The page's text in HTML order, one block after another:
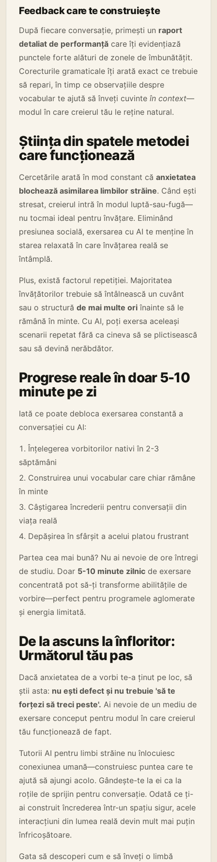
Feedback care te construiește
După fiecare conversație, primești un raport
detaliat de performanță care îți evidențiază
punctele forte alături de zonele de îmbunătățit.
Corecturile gramaticale îți arată exact ce trebuie
să repari, în timp ce observațiile despre
vocabular te ajută să înveți cuvinte în context—
modul în care creierul tău le reține natural.
Știința din spatele metodei
care funcționează
Cercetările arată în mod constant că anxietatea
blochează asimilarea limbilor străine. Când ești
stresat, creierul intră în modul luptă-sau-fugă—
nu tocmai ideal pentru învățare. Eliminând
presiunea socială, exersarea cu AI te menține în
starea relaxată în care învățarea reală se
întâmplă.
Plus, există factorul repetiției. Majoritatea
învățătorilor trebuie să întâlnească un cuvânt
sau o structură de mai multe ori înainte să le
rămână în minte. Cu AI, poți exersa aceleași
scenarii repetat fără ca cineva să se plictisească
sau să devină nerăbdător.
Progrese reale în doar 5-10
minute pe zi
Iată ce poate debloca exersarea constantă a
conversației cu AI:
Înțelegerea vorbitorilor nativi în 2-3
săptămâni
Construirea unui vocabular care chiar rămâne
în minte
Câștigarea încrederii pentru conversații din
viața reală
Depășirea în sfârșit a acelui platou frustrant
Partea cea mai bună? Nu ai nevoie de ore întregi
de studiu. Doar 5-10 minute zilnic de exersare
concentrată pot să-ți transforme abilitățile de
vorbire—perfect pentru programele aglomerate
și energia limitată.
De la ascuns la înfloritor:
Următorul tău pas
Dacă anxietatea de a vorbi te-a ținut pe loc, să
știi asta: nu ești defect și nu trebuie 'să te
forțezi să treci peste'. Ai nevoie de un mediu de
exersare conceput pentru modul în care creierul
tău funcționează de fapt.
Tutorii AI pentru limbi străine nu înlocuiesc
conexiunea umană—construiesc puntea care te
ajută să ajungi acolo. Gândește-te la ei ca la
roțile de sprijin pentru conversație. Odată ce ți-
ai construit încrederea într-un spațiu sigur, acele
interacțiuni din lumea reală devin mult mai puțin
înfricoșătoare.
Gata să descoperi cum e să înveți o limbă